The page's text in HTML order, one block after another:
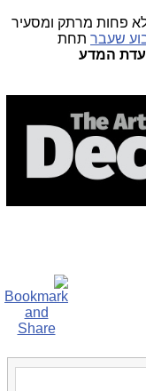
פחות מרתק ומסעיר
שעבר תחת
המדע